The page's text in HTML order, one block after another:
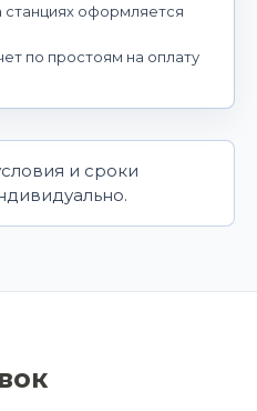
станциях оформляется
по простоям на оплату
и сроки